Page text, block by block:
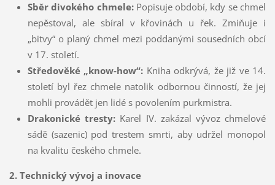
Sběr divokého chmele:Popisuje období, kdy se chmel
nepěstoval, ale sbíral v křovinách u řek. Zmiňuje i
„bitvy“ o planý chmel mezi poddanými sousedních obcí
v 17. století.
Středověké „know-how“: Kniha odkrývá, že již ve 14.
století byl řez chmele natolik odbornou činností, že jej
mohli provádět jen lidé s povolením purkmistra.
Drakonické tresty: Karel IV. zakázal vývoz chmelové
sádě (sazenic) pod trestem smrti, aby udržel monopol
na kvalitu českého chmele.
2. Technický vývoj a inovace